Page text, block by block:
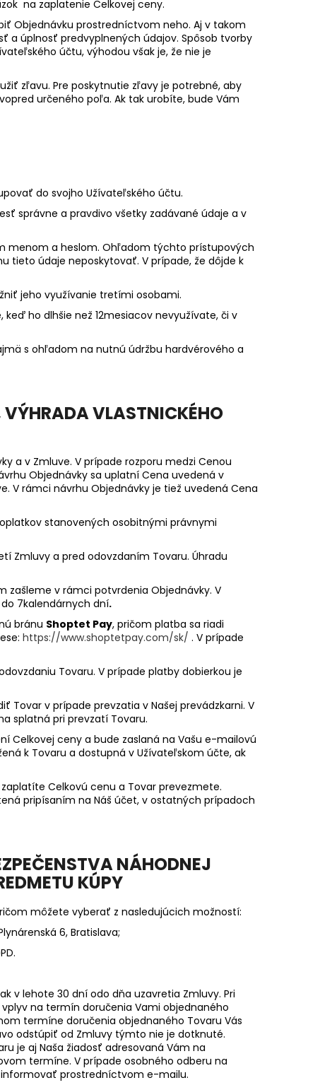
na zaplatenie Celkovej ceny.
Objednávku prostredníctvom neho. Aj v takom
a úplnosť predvyplnených údajov. Spôsob tvorby
účtu, výhodou však je, že nie je
zľavu. Pre poskytnutie zľavy je potrebné, aby
určeného poľa. Ak tak urobíte, bude Vám
do svojho Užívateľského účtu.
správne a pravdivo všetky zadávané údaje a v
menom a heslom. Ohľadom týchto prístupových
tieto údaje neposkytovať. V prípade, že dôjde k
jeho využívanie tretími osobami.
ho dlhšie než 12mesiacov nevyužívate, či v
s ohľadom na nutnú údržbu hardvérového a
VÝHRADA VLASTNICKÉHO
a v Zmluve. V prípade rozporu medzi Cenou
Objednávky sa uplatní Cena uvedená v
V rámci návrhu Objednávky je tiež uvedená Cena
stanovených osobitnými právnymi
Zmluvy a pred odovzdaním Tovaru. Úhradu
zašleme v rámci potvrdenia Objednávky. V
7kalendárnych dní.
bránu Shoptet Pay, pričom platba sa riadi
https://www.shoptetpay.com/sk/ . V prípade
Tovaru. V prípade platby dobierkou je
Tovar v prípade prevzatia v Našej prevádzkarni. V
splatná pri prevzatí Tovaru.
Celkovej ceny a bude zaslaná na Vašu e-mailovú
k Tovaru a dostupná v Užívateľskom účte, ak
Celkovú cenu a Tovar prevezmete.
pripísaním na Náš účet, v ostatných prípadoch
NÁHODNEJ
KÚPY
môžete vyberať z nasledujúcich možností:
6, Bratislava;
v lehote 30 dní odo dňa uzavretia Zmluvy. Pri
na termín doručenia Vami objednaného
termíne doručenia objednaného Tovaru Vás
odstúpiť od Zmluvy týmto nie je dotknuté.
je aj Naša žiadosť adresovaná Vám na
termíne. V prípade osobného odberu na
informovať prostredníctvom e-mailu.